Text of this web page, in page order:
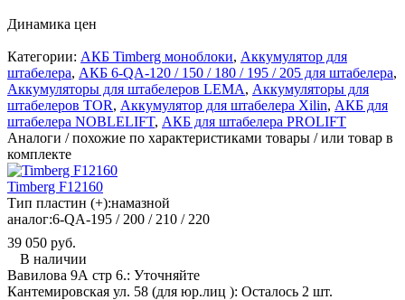
Динамика цен
Категории: АКБ Timberg моноблоки, Аккумулятор для
штабелера, АКБ 6-QA-120 / 150 / 180 / 195 / 205 для штабелера,
Аккумуляторы для штабелеров LEMA, Аккумуляторы для
штабелеров TOR, Аккумулятор для штабелера Xilin, АКБ для
штабелера NOBLELIFT, АКБ для штабелера PROLIFT
Аналоги / похожие по характеристиками товары / или товар в
комплекте
Timberg F12160
Тип пластин (+):намазной
аналог:6-QA-195 / 200 / 210 / 220
39 050 руб.
В наличии
Вавилова 9А стр 6.: Уточняйте
Кантемировская ул. 58 (для юр.лиц ): Осталось 2 шт.